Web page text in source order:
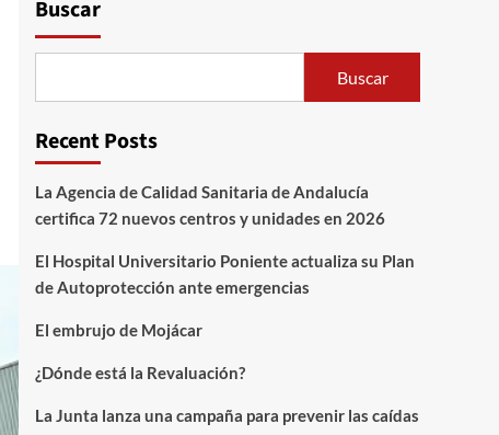
Buscar
Buscar
Recent Posts
La Agencia de Calidad Sanitaria de Andalucía
certifica 72 nuevos centros y unidades en 2026
El Hospital Universitario Poniente actualiza su Plan
de Autoprotección ante emergencias
El embrujo de Mojácar
¿Dónde está la Revaluación?
La Junta lanza una campaña para prevenir las caídas